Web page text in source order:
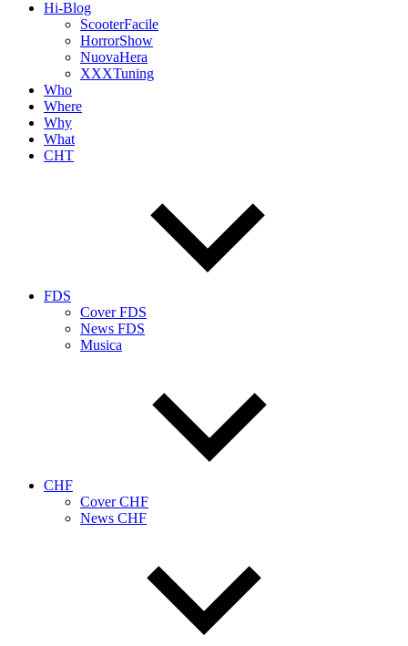
Hi-Blog
ScooterFacile
HorrorShow
NuovaHera
XXXTuning
Who
Where
Why
What
CHT
FDS
Cover FDS
News FDS
Musica
CHF
Cover CHF
News CHF